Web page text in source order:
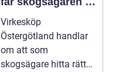
mer av sin skog
Virkesköp
Östergötland handlar
om att som
skogsägare hitta rätt